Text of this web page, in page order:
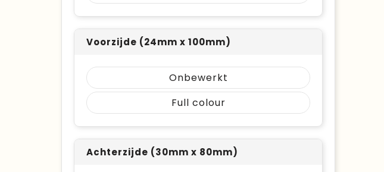
Voorzijde (24mm x 100mm)
Onbewerkt
Full colour
Achterzijde (30mm x 80mm)